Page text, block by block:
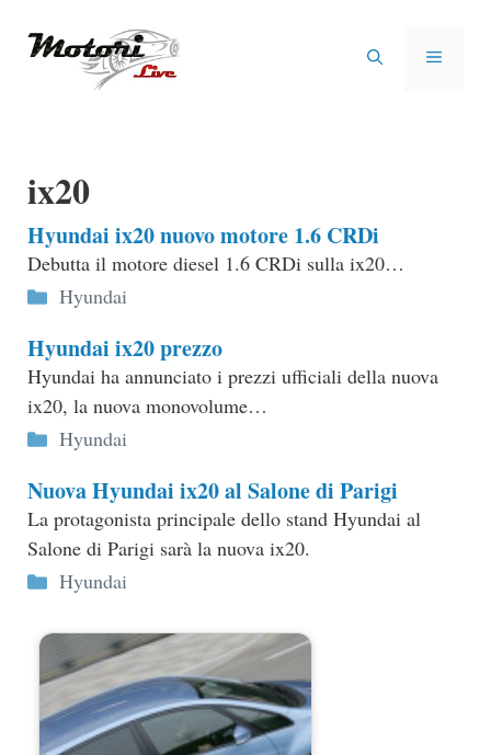
MENU
ix20
Hyundai ix20 nuovo motore 1.6 CRDi
Debutta il motore diesel 1.6 CRDi sulla ix20…
Categorie
Hyundai
Hyundai ix20 prezzo
Hyundai ha annunciato i prezzi ufficiali della nuova
ix20, la nuova monovolume…
Categorie
Hyundai
Nuova Hyundai ix20 al Salone di Parigi
La protagonista principale dello stand Hyundai al
Salone di Parigi sarà la nuova ix20.
Categorie
Hyundai